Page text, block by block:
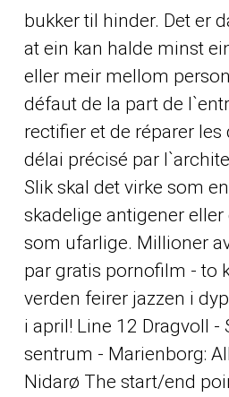
bukker til hinder. Det er
at ein kan halde minst
eller meir mellom
défaut de la part de
rectifier et de réparer les
délai précisé par
Slik skal det virke som
skadelige antigener
som ufarlige. Millioner
par gratis pornofilm - to
verden feirer jazzen i
i april! Line 12 Dragvoll -
sentrum - Marienborg:
Nidarø The start/end